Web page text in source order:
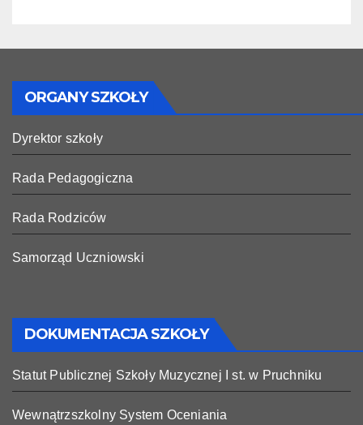
ORGANY SZKOŁY
Dyrektor szkoły
Rada Pedagogiczna
Rada Rodziców
Samorząd Uczniowski
DOKUMENTACJA SZKOŁY
Statut Publicznej Szkoły Muzycznej I st. w Pruchniku
Wewnątrzszkolny System Oceniania